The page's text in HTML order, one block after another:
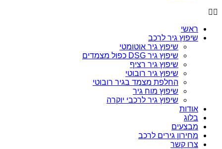
ראשי
שיפוץ גיר לרכב
שיפוץ גיר אוטומטי
שיפוץ גיר DSG כפול מצמדים
שיפוץ גיר רציף
שיפוץ גיר רובוטי
החלפת מצמד בגיר רובוטי
שיפוץ מוח גיר
שיפוץ גיר לרכבי יוקרה
אודות
בלוג
מבצעים
מחירון גירים לרכב
צרו קשר